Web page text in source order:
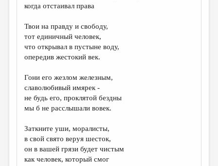
когда отстаивал права
Твои на правду и свободу,
тот единичный человек,
что открывал в пустыне воду,
опередив жестокий век.
Гони его жезлом железным,
славолюбивый имярек -
не будь его, проклятой бездны
мы б не расслышали вовек.
Заткните уши, моралисты,
в свой свято веруя шесток,
он в вашей грязи будет чистым
как человек, который смог